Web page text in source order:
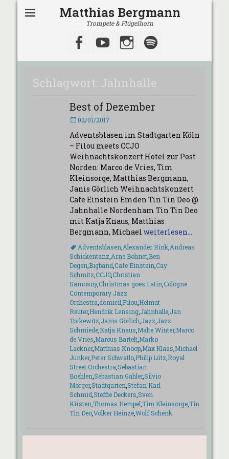
Matthias Bergmann
Trompete & Flügelhorn
Facebook
YouTubeInstagram
Schlagwort: Jahnhalle
Best of Dezember
Veröffentlicht
02/01/2017
Adventsblasen im Stadtgarten Köln
– Filou meets CCJO
Weihnachtskonzert Hotel zur Post
Norden: Marco de Vries, Tim
Kleinsorge, Matthias Bergmann,
Janis Görlich Weihnachtskonzert
Cafe Einstein Emden Tin Tin Deo @
Jahnhalle Nordenham Tin Tin Deo
mit Katja Knaus, Matthias
Bergmann, Michael weiterlesen…
Schlagworte
Adventsblasen Alexander Rink, Andreas
Schickentanz Arne Bohnet, Ben
Degen Bigband Cafe Einstein Cay
Schmitz CCJO,Christian
Samosny,Christmas goes Latin Cologne
Contemporary Jazz
Orchestra domicil Filou Helmut
Reuter,Hendrik Lensing, Jahnhalle, Jan
Torkewitz Janis Görlich Jazz Jazz
Schmiede, Katja Knaus Malte Winter,Marco
de Vries Marcus Bartelt, Marko
Lackner,Matthias Knoop, Max Klaas Michael
Junker,Peter Schwatlo, Philip Lütz Royal
Street Orchestra Sebastian
Boehlen Sebastian Gahler,Silvio
Morger,Stadtgarten Stefan Karl
Schmid Steffie Deckers Sven
Kirsten Thomas Hempel Tim Kleinsorge,Tin
Tin Deo,Volker Heinze,Wolf Schenk